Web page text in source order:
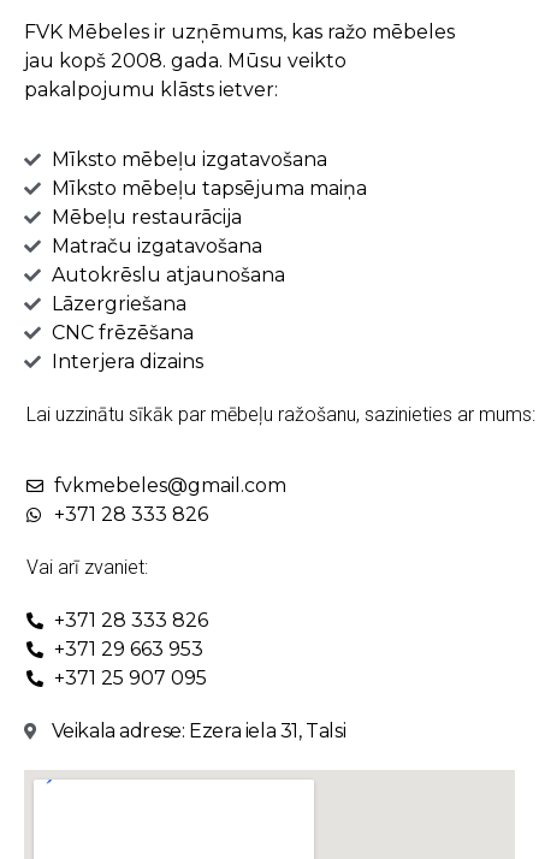
FVK Mēbeles ir uzņēmums, kas ražo mēbeles
jau kopš 2008. gada. Mūsu veikto
pakalpojumu klāsts ietver:
Mīksto mēbeļu izgatavošana
Mīksto mēbeļu tapsējuma maiņa
Mēbeļu restaurācija
Matraču izgatavošana
Autokrēslu atjaunošana
Lāzergriešana
CNC frēzēšana
Interjera dizains
Lai uzzinātu sīkāk par mēbeļu ražošanu, sazinieties ar mums:
fvkmebeles@gmail.com
+371 28 333 826
Vai arī zvaniet:
+371 28 333 826
+371 29 663 953
+371 25 907 095
Veikala adrese: Ezera iela 31, Talsi